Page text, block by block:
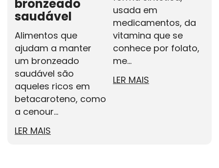
bronzeado
saudável
Alimentos que
ajudam a manter
um bronzeado
saudável são
aqueles ricos em
betacaroteno, como
a cenour...
LER MAIS
usada em
medicamentos, da
vitamina que se
conhece por folato,
me...
LER MAIS